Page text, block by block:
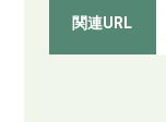
関連URL